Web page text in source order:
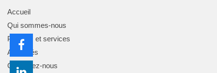
Accueil
Qui sommes-nous
Produits et services
Actualités
Contactez-nous